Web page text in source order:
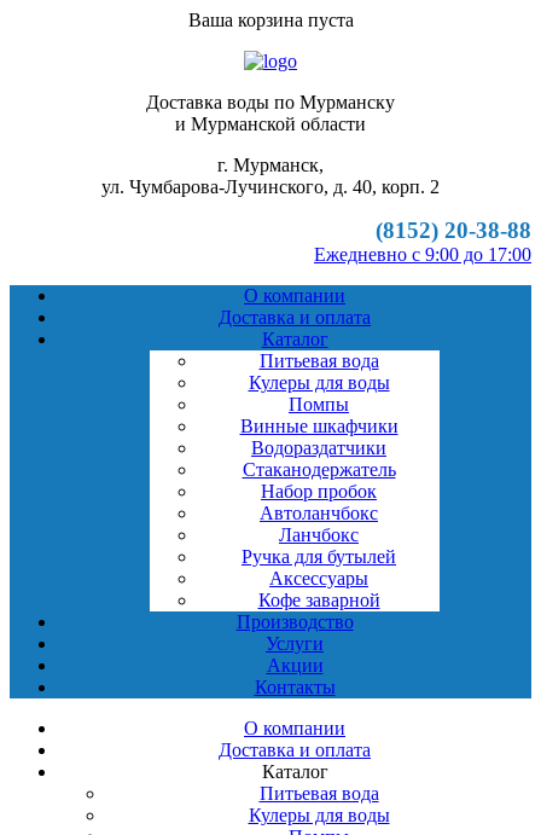
Ваша корзина пуста
Доставка воды по Мурманску
и Мурманской области
г. Мурманск,
ул. Чумбарова-Лучинского, д. 40, корп. 2
(8152) 20-38-88
Ежедневно с 9:00 до 17:00
О компании
Доставка и оплата
Каталог
Питьевая вода
Кулеры для воды
Помпы
Винные шкафчики
Водораздатчики
Стаканодержатель
Набор пробок
Автоланчбокс
Ланчбокс
Ручка для бутылей
Аксессуары
Кофе заварной
Производство
Услуги
Акции
Контакты
О компании
Доставка и оплата
Каталог
Питьевая вода
Кулеры для воды